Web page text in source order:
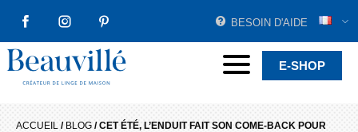
FACEBOOKINSTAGRAMPINTEREST
BESOIN D'AIDE
Beauvillé Créateur par tradition Menu E-SHOP
ACCUEIL / BLOG /CET ÉTÉ, L’ENDUIT FAIT SON COME-BACK POUR